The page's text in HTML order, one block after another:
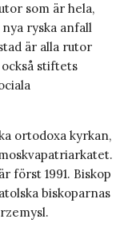
som är hela,
ryska anfall
är alla rutor
stiftets
ortodoxa kyrkan,
först 1991. Biskop
biskoparnas